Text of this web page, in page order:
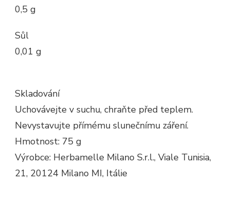
0,5 g
Sůl
0,01 g
Skladování
Uchovávejte v suchu, chraňte před teplem.
Nevystavujte přímému slunečnímu záření.
Hmotnost: 75 g
Výrobce: Herbamelle Milano S.r.l., Viale Tunisia,
21, 20124 Milano MI, Itálie